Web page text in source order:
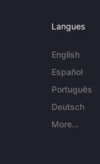
Langues
English
Español
Português
Deutsch
More...